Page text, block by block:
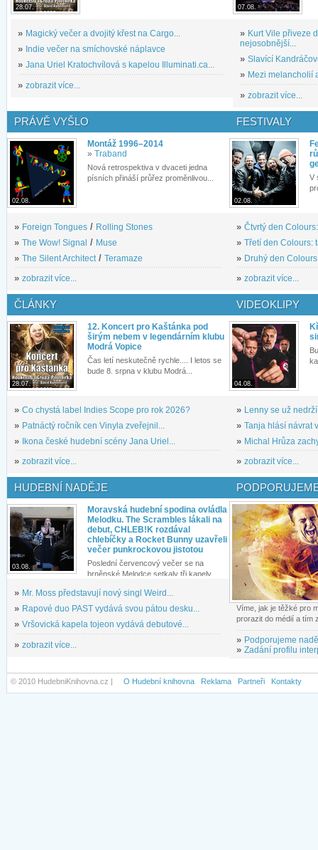
28.07.
» Magický večer a dvojitý křest na Cargo...
» Indie večer na smíchovské náplavce
» Jana Uriel Kratochvílová s kapelou Illuminati.ca...
» zobrazit více...
07.08.
» Kurt Vile přiveze
nejosobnější...
» Slavící
» Mezi melancholií
» zobrazit více...
PRÁVĚ VYŠLO
02.08.
Montáž 1996–2014
» Traband
Nová retrospektiva v dvaceti jedna
písních přináší průřez proměnlivou...
» Foreign Tongues / Rolling Stones
» The Wow! Signal / Muse
» The Silent Architect / Teramaze
» zobrazit více...
FESTIVALY
02.08.
V
» Čtvrtý den
» Třetí den Colours:
» Druhý den
» zobrazit více...
ČLÁNKY
28.07.
12. Koncert pro Kaštánka pod
širým nebem v legendárním klubu
Modrá Vopice
Čas letí neskutečně rychle.... I letos se
bude 8. srpna v klubu Modrá...
» Co chystá label Indies Scope pro rok 2026?
» Patnáctý ročník cen Vinyla zveřejnil...
»
Ikona české hudební scény Jana Uriel...
» zobrazit více...
VIDEOKLIPY
04.08.
» Lenny se už
» Tanja hlásí návrat
» Michal Hrůza
» zobrazit více...
HUDEBNÍ NADĚJE
03.08.
Moravská hudební spodina ovládla
Melodku. The Scrambles lákali na
debut, CHLEB!K rozdával
chlebíčky a Rocket Bunny uzavřeli
večer punkrockovou jistotou
Poslední červencový večer se na
brněnské Melodce setkaly tři kapely...
» Mr. Moss představují nový singl Weird...
» Rapové duo PAST vydává svou pátou desku...
» Vršovická kapela tojeon vydává debutové...
» zobrazit více...
Víme, jak je těžké pro
prorazit do médií a tím
» Podporujeme
» Zadání profilu
© 2010 HudebniKnihovna.cz | O Hudební knihovna Reklama Partneři Kontakty